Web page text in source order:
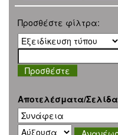
Προσθέστε φίλτρα:
Αποτελέσματα/Σελίδα